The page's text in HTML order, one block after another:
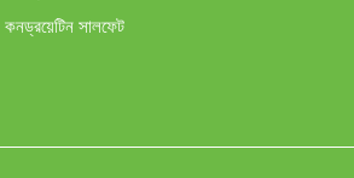
কনড্রয়েটিন সালফেট